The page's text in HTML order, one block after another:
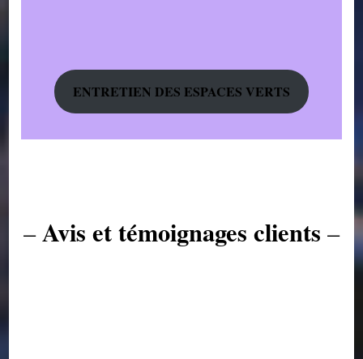
ENTRETIEN DES ESPACES VERTS
–Avis et témoignages clients –